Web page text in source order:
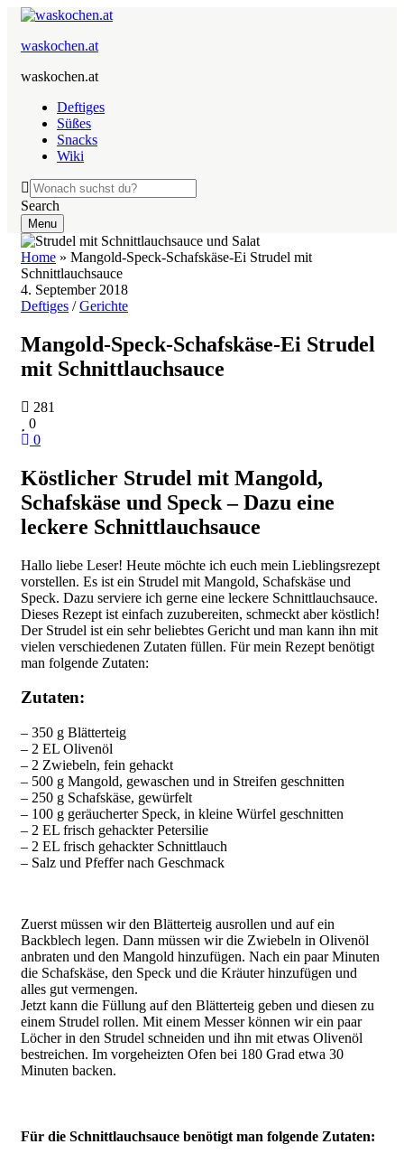
waskochen.at
waskochen.at
Deftiges
Süßes
Snacks
Wiki
Search
Menu
Home » Mangold-Speck-Schafskäse-Ei Strudel mit
Schnittlauchsauce
4. September 2018
Deftiges /Gerichte
Mangold-Speck-Schafskäse-Ei Strudel
mit Schnittlauchsauce
281
0
0
Köstlicher Strudel mit Mangold,
Schafskäse und Speck – Dazu eine
leckere Schnittlauchsauce
Hallo liebe Leser! Heute möchte ich euch mein Lieblingsrezept
vorstellen. Es ist ein Strudel mit Mangold, Schafskäse und
Speck. Dazu serviere ich gerne eine leckere Schnittlauchsauce.
Dieses Rezept ist einfach zuzubereiten, schmeckt aber köstlich!
Der Strudel ist ein sehr beliebtes Gericht und man kann ihn mit
vielen verschiedenen Zutaten füllen. Für mein Rezept benötigt
man folgende Zutaten:
Zutaten:
– 350 g Blätterteig
– 2 EL Olivenöl
– 2 Zwiebeln, fein gehackt
– 500 g Mangold, gewaschen und in Streifen geschnitten
– 250 g Schafskäse, gewürfelt
– 100 g geräucherter Speck, in kleine Würfel geschnitten
– 2 EL frisch gehackter Petersilie
– 2 EL frisch gehackter Schnittlauch
– Salz und Pfeffer nach Geschmack
Zuerst müssen wir den Blätterteig ausrollen und auf ein
Backblech legen. Dann müssen wir die Zwiebeln in Olivenöl
anbraten und den Mangold hinzufügen. Nach ein paar Minuten
die Schafskäse, den Speck und die Kräuter hinzufügen und
alles gut vermengen.
Jetzt kann die Füllung auf den Blätterteig geben und diesen zu
einem Strudel rollen. Mit einem Messer können wir ein paar
Löcher in den Strudel schneiden und ihn mit etwas Olivenöl
bestreichen. Im vorgeheizten Ofen bei 180 Grad etwa 30
Minuten backen.
Für die Schnittlauchsauce benötigt man folgende Zutaten: